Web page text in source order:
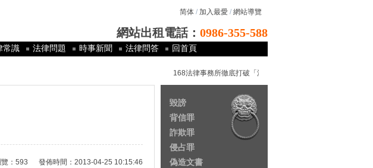
简体 / 加入最愛 / 網站導覽
網站出租電話： 0986-355-588
常識 法律問題 時事新聞 法律問答 回首頁
168法律事務所徹底打破「法律是有錢人的專利以及窮人的夢魘
覽：593 發佈時間：2013-04-25 10:15:46
毀謗
背信罪
詐欺罪
侵占罪
偽造文書